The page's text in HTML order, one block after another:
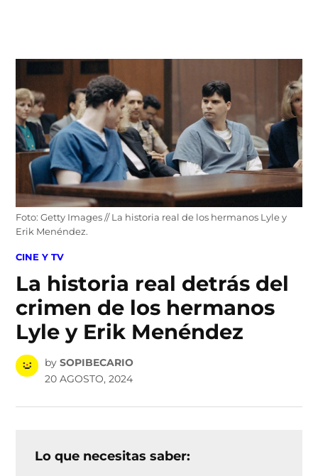
content
Foto: Getty Images // La historia real de los hermanos Lyle y
Erik Menéndez.
POSTED
CINE Y TV
La historia real detrás del
crimen de los hermanos
Lyle y Erik Menéndez
by SOPIBECARIO
20 AGOSTO, 2024
Lo que necesitas saber: